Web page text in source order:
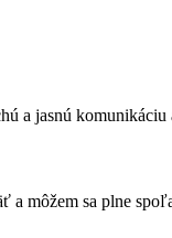
a jasnú
a môžem sa plne